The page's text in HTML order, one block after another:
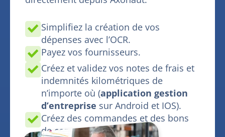
Simplifiez la création de vos
dépenses avec l’OCR.
Payez vos fournisseurs.
Créez et validez vos notes de frais et
indemnités kilométriques de
n’importe où (application gestion
d’entreprise sur Android et IOS).
Créez des commandes et des bons
de commande.